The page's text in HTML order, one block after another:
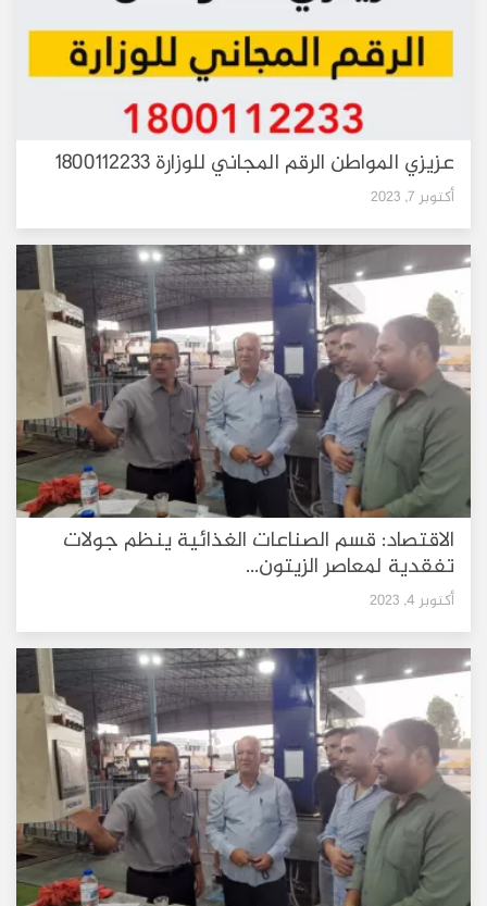
عزيزي المواطن الرقم المجاني للوزارة 1800112233
أكتوبر 7, 2023
الاقتصاد: قسم الصناعات الغذائية ينظم جولات
تفقدية لمعاصر الزيتون...
أكتوبر 4, 2023